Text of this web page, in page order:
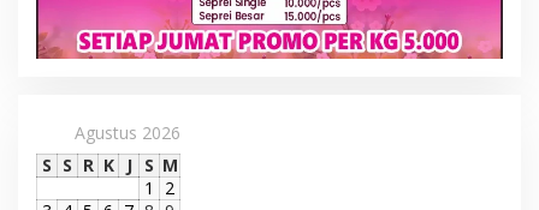
Agustus 2026
S S R K J S M
1
2